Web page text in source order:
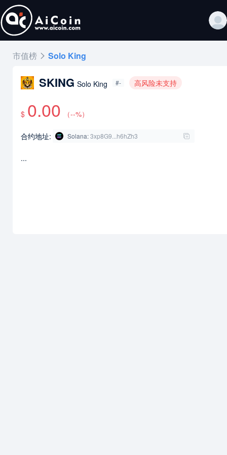
市值榜 Solo King
SKING Solo King #- 高风险未支持
$ 0.00 （--%）
合约地址: Solana:3xp8G9...h6hZh3
...